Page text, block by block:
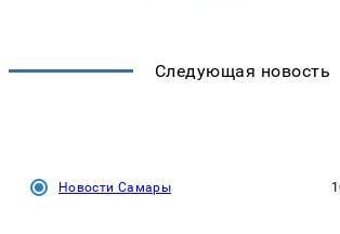
Следующая новость
Новости Самары